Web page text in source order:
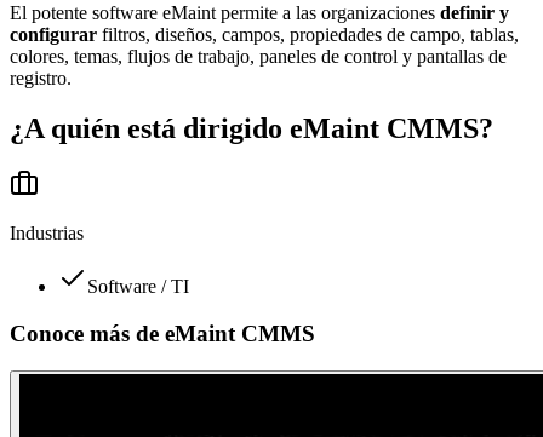
El potente software eMaint permite a las organizaciones definir y
configurar filtros, diseños, campos, propiedades de campo, tablas,
colores, temas, flujos de trabajo, paneles de control y pantallas de
registro.
¿A quién está dirigido eMaint CMMS?
Industrias
Software / TI
Conoce más de eMaint CMMS